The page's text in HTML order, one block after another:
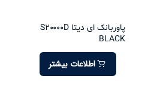
پاوربانک ای دیتا S20000D
BLACK
اطلاعات بیشتر